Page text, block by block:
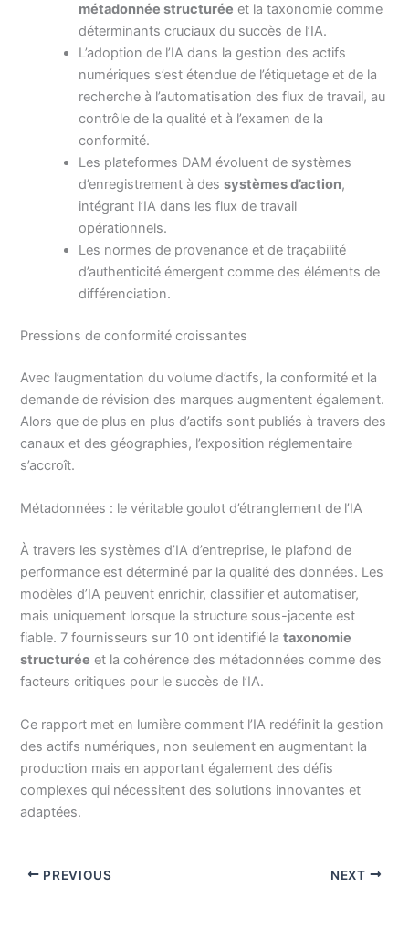
métadonnée structurée et la taxonomie comme
déterminants cruciaux du succès de l’IA.
L’adoption de l’IA dans la gestion des actifs
numériques s’est étendue de l’étiquetage et de la
recherche à l’automatisation des flux de travail, au
contrôle de la qualité et à l’examen de la
conformité.
Les plateformes DAM évoluent de systèmes
d’enregistrement à dessystèmes d’action,
intégrant l’IA dans les flux de travail
opérationnels.
Les normes de provenance et de traçabilité
d’authenticité émergent comme des éléments de
différenciation.
Pressions de conformité croissantes
Avec l’augmentation du volume d’actifs, la conformité et la
demande de révision des marques augmentent également.
Alors que de plus en plus d’actifs sont publiés à travers des
canaux et des géographies, l’exposition réglementaire
s’accroît.
Métadonnées : le véritable goulot d’étranglement de l’IA
À travers les systèmes d’IA d’entreprise, le plafond de
performance est déterminé par la qualité des données. Les
modèles d’IA peuvent enrichir, classifier et automatiser,
mais uniquement lorsque la structure sous-jacente est
fiable. 7 fournisseurs sur 10 ont identifié lataxonomie
structurée et la cohérence des métadonnées comme des
facteurs critiques pour le succès de l’IA.
Ce rapport met en lumière comment l’IA redéfinit la gestion
des actifs numériques, non seulement en augmentant la
production mais en apportant également des défis
complexes qui nécessitent des solutions innovantes et
adaptées.
PREVIOUS NEXT